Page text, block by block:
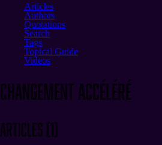
Articles
Authors
Quotations
Search
Tags
Topical Guide
Videos
changement accéléré
Articles (1)